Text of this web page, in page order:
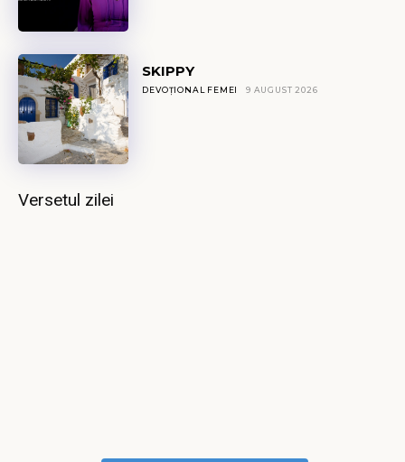
SKIPPY
DEVOȚIONAL FEMEI 9 AUGUST 2026
Versetul zilei